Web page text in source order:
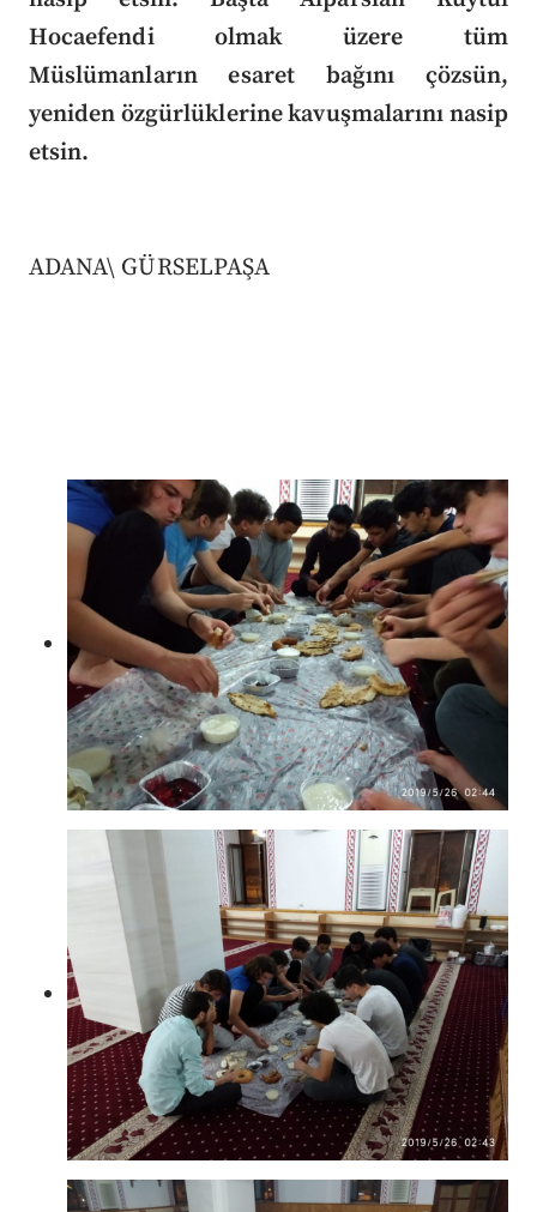
Hocaefendi olmak üzere tüm
Müslümanların esaret bağını çözsün,
yeniden özgürlüklerine kavuşmalarını nasip
etsin.
ADANA\ GÜRSELPAŞA